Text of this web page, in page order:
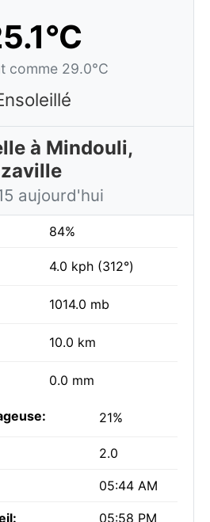
comme 29.0°C
à Mindouli,
aujourd'hui
84%
4.0 kph (312°)
1014.0 mb
10.0 km
0.0 mm
21%
2.0
05:44 AM
05:58 PM